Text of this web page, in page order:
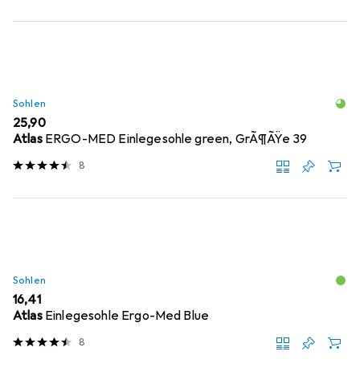
Sohlen
EUR
25,90
Atlas ERGO-MED Einlegesohle green, GrÃ¶ÃŸe 39
8
Sohlen
EUR
16,41
Atlas Einlegesohle Ergo-Med Blue
8